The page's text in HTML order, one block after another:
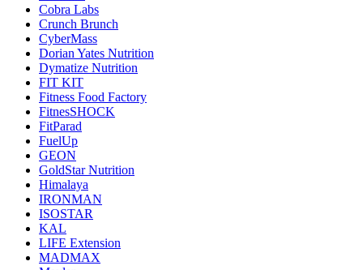
Cobra Labs
Crunch Brunch
CyberMass
Dorian Yates Nutrition
Dymatize Nutrition
FIT KIT
Fitness Food Factory
FitnesSHOCK
FitParad
FuelUp
GEON
GoldStar Nutrition
Himalaya
IRONMAN
ISOSTAR
KAL
LIFE Extension
MADMAX